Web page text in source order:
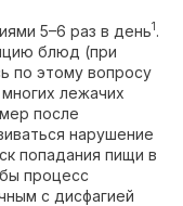
5–6 раз в день1 .
блюд (при
по этому вопросу
лежачих
после
нарушение
попадания пищи в
процесс
с дисфагией